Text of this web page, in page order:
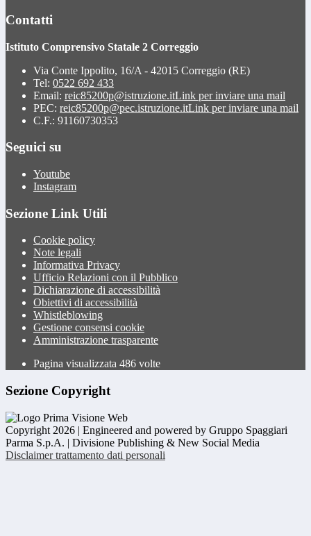
Contatti
Istituto Comprensivo Statale 2 Correggio
Via Conte Ippolito, 16/A - 42015 Correggio (RE)
Tel: 0522 692 433
Email: reic85200p@istruzione.itLink per inviare una mail
PEC: reic85200p@pec.istruzione.itLink per inviare una mail
C.F.: 91160730353
Seguici su
Youtube
Instagram
Sezione Link Utili
Cookie policy
Note legali
Informativa Privacy
Ufficio Relazioni con il Pubblico
Dichiarazione di accessibilità
Obiettivi di accessibilità
Whistleblowing
Gestione consensi cookie
Amministrazione trasparente
Pagina visualizzata 486 volte
Sezione Copyright
Copyright 2026 | Engineered and powered by Gruppo Spaggiari
Parma S.p.A. | Divisione Publishing & New Social Media
Disclaimer trattamento dati personali